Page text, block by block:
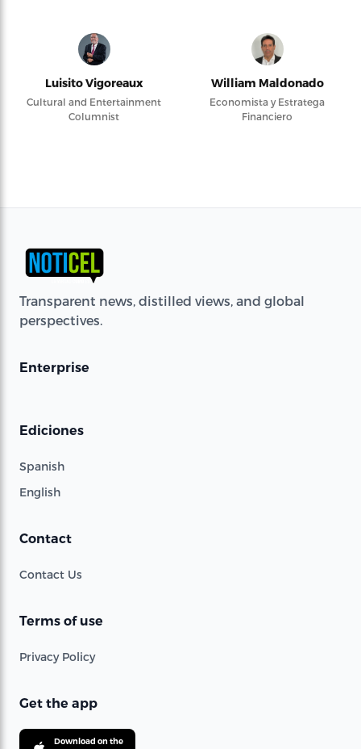
Luisito Vigoreaux
Cultural and Entertainment
Columnist
William Maldonado
Economista y Estratega
Financiero
Transparent news, distilled views, and global
perspectives.
Enterprise
Ediciones
Spanish
English
Contact
Contact Us
Terms of use
Privacy Policy
Get the app
Download on the